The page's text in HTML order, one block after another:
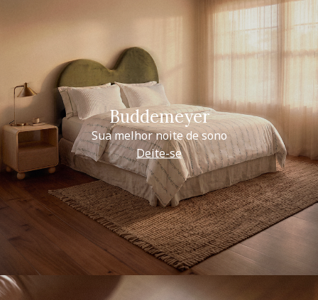
Buddemeyer
Sua melhor noite de sono
Deite-se